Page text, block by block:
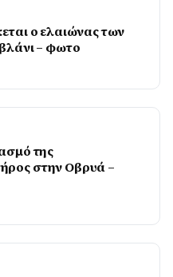
ο ελαιώνας των
στο Ζαβλάνι – φωτο
της
στην Οβρυά –